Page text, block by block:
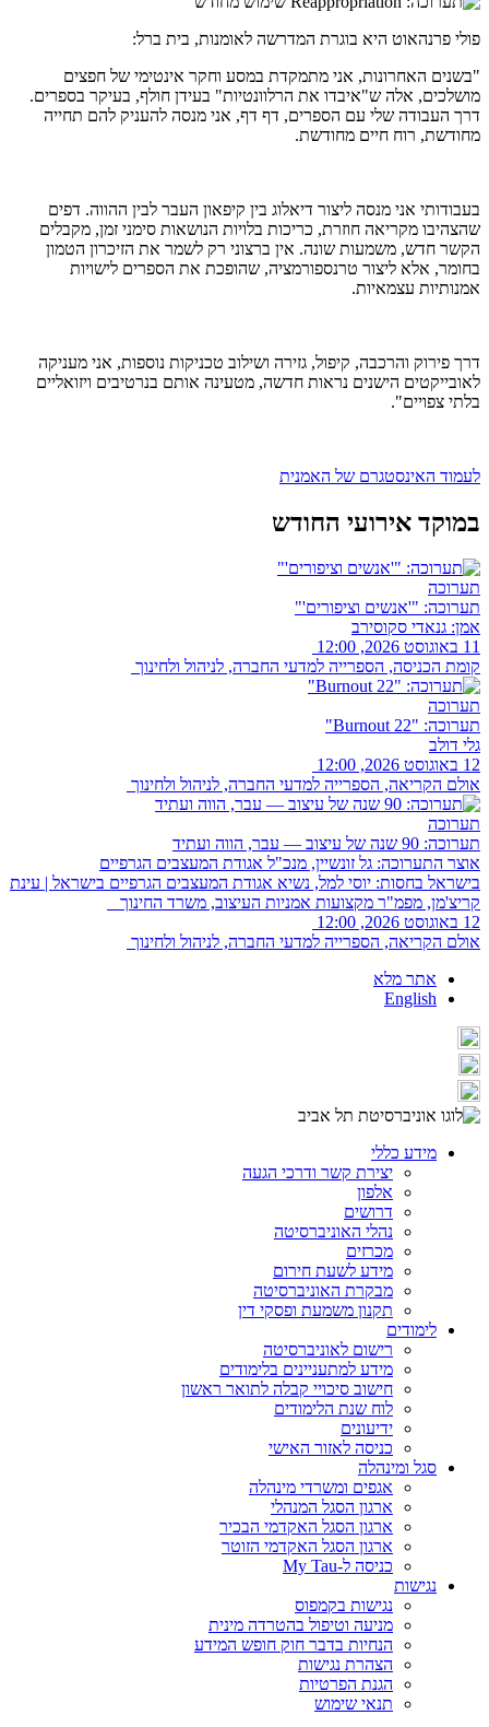
פולי פרנהאוט היא בוגרת המדרשה לאומנות, בית ברל:
"בשנים האחרונות, אני מתמקדת במסע וחקר אינטימי של חפצים
מושלכים, אלה ש"איבדו את הרלוונטיות" בעידן חולף, בעיקר בספרים.
דרך העבודה שלי עם הספרים, דף דף, אני מנסה להעניק להם תחייה
מחודשת, רוח חיים מחודשת.
בעבודותי אני מנסה ליצור דיאלוג בין קיפאון העבר לבין ההווה. דפים
שהצהיבו מקריאה חוזרת, כריכות בלויות הנושאות סימני זמן, מקבלים
הקשר חדש, משמעות שונה. אין ברצוני רק לשמר את הזיכרון הטמון
בחומר, אלא ליצור טרנספורמציה, שהופכת את הספרים לישויות
אמנותיות עצמאיות.
דרך פירוק והרכבה, קיפול, גזירה ושילוב טכניקות נוספות, אני מעניקה
לאובייקטים הישנים נראות חדשה, מטעינה אותם בנרטיבים ויזואליים
בלתי צפויים".
לעמוד האינסטגרם של האמנית
במוקד אירועי החודש
תערוכה
תערוכה: "'אנשים וציפורים'"
אמן: גנאדי סקוסירב
11 באוגוסט 2026, 12:00
קומת הכניסה, הספרייה למדעי החברה, לניהול ולחינוך
תערוכה
תערוכה: "Burnout 22"
גלי דולב
12 באוגוסט 2026, 12:00
אולם הקריאה, הספרייה למדעי החברה, לניהול ולחינוך
תערוכה
תערוכה: 90 שנה של עיצוב — עבר, הווה ועתיד
אוצר התערוכה: גל זונשיין, מנכ"ל אגודת המעצבים הגרפיים
בישראל בחסות: יוסי למל, נשיא אגודת המעצבים הגרפיים בישראל | עינת
קריצ'מן, מפמ"ר מקצועות אמניות העיצוב, משרד החינוך
12 באוגוסט 2026, 12:00
אולם הקריאה, הספרייה למדעי החברה, לניהול ולחינוך
אתר מלא
English
מידע כללי
יצירת קשר ודרכי הגעה
אלפון
דרושים
נהלי האוניברסיטה
מכרזים
מידע לשעת חירום
מבקרת האוניברסיטה
תקנון משמעת ופסקי דין
לימודים
רישום לאוניברסיטה
מידע למתעניינים בלימודים
חישוב סיכויי קבלה לתואר ראשון
לוח שנת הלימודים
ידיעונים
כניסה לאזור האישי
סגל ומינהלה
אגפים ומשרדי מינהלה
ארגון הסגל המנהלי
ארגון הסגל האקדמי הבכיר
ארגון הסגל האקדמי הזוטר
כניסה ל-My Tau
נגישות
נגישות בקמפוס
מניעה וטיפול בהטרדה מינית
הנחיות בדבר חוק חופש המידע
הצהרת נגישות
הגנת הפרטיות
תנאי שימוש